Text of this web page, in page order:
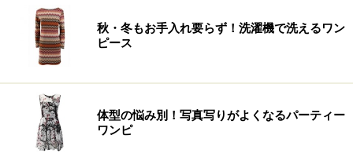
秋・冬もお手入れ要らず！洗濯機で洗えるワン
ピース
体型の悩み別！写真写りがよくなるパーティー
ワンピ